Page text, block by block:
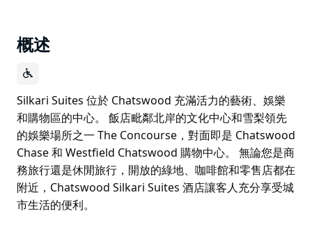
概述
Silkari Suites 位於 Chatswood 充滿活力的藝術、娛樂
和購物區的中心。 飯店毗鄰北岸的文化中心和雪梨領先
的娛樂場所之一 The Concourse，對面即是 Chatswood
Chase 和 Westfield Chatswood 購物中心。 無論您是商
務旅行還是休閒旅行，開放的綠地、咖啡館和零售店都在
附近，Chatswood Silkari Suites 酒店讓客人充分享受城
市生活的便利。